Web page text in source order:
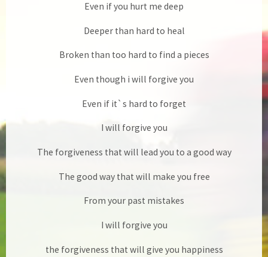
Even if you hurt me deep
Deeper than hard to heal
Broken than too hard to find a pieces
Even though i will forgive you
Even if it`s hard to forget
I will forgive you
The forgiveness that will lead you to a good way
The good way that will make you free
From your past mistakes
I will forgive you
the forgiveness that will give you happiness